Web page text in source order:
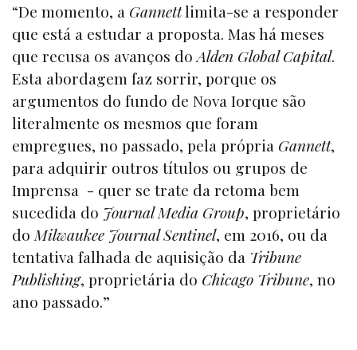
“De momento, a Gannettlimita-se a responder
que está a estudar a proposta. Mas há meses
que recusa os avanços doAlden Global Capital.
Esta abordagem faz sorrir, porque os
argumentos do fundo de Nova Iorque são
literalmente os mesmos que foram
empregues, no passado, pela própria Gannett,
para adquirir outros títulos ou grupos de
Imprensa - quer se trate da retoma bem
sucedida do Journal Media Group, proprietário
doMilwaukee Journal Sentinel, em 2016, ou da
tentativa falhada de aquisição da Tribune
Publishing, proprietária do Chicago Tribune, no
ano passado.”